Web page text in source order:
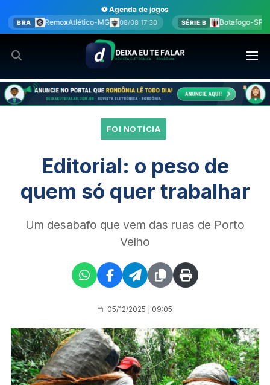
para
o
conteúdo
⚽ Agenda de jogos
08/08 17:30 SÉRIE B Botafogo-SP x América-MG 08/08 17:30
FOI NOTÍCIA
Editorial: o peso de
quem só quer trabalhar
Um desabafo que vem das ruas de Porto
Velho
05/12/2025 | 09:05